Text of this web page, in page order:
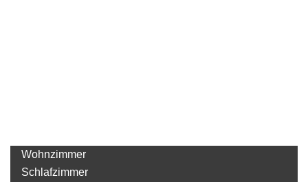
Wohnzimmer
Schlafzimmer